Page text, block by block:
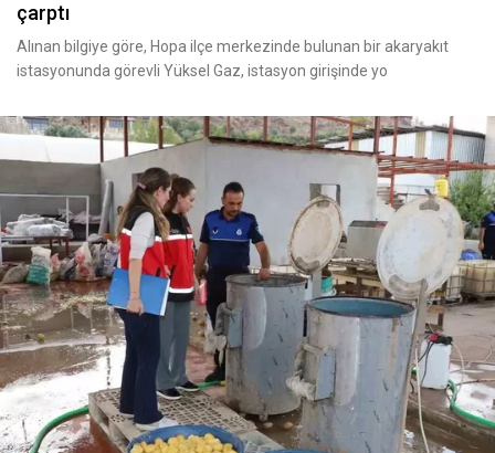
çarptı
Alınan bilgiye göre, Hopa ilçe merkezinde bulunan bir akaryakıt
istasyonunda görevli Yüksel Gaz, istasyon girişinde yo